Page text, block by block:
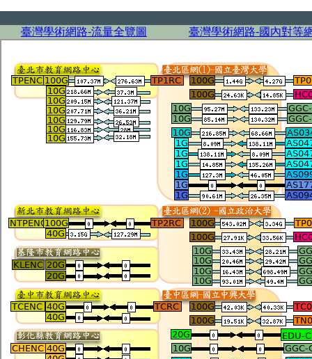
臺灣學術網路-流量全覽圖 臺灣學術網路-國內對等